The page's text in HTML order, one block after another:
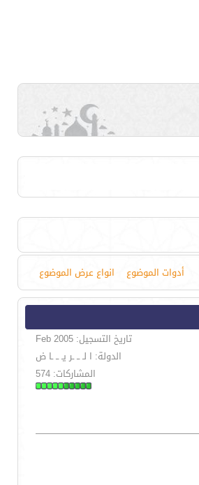
أدوات الموضوع انواع عرض الموضوع
تاريخ التسجيل: Feb 2005
الدولة: ا لـ ــ ـر يـ ــ ـا ض
المشاركات: 574